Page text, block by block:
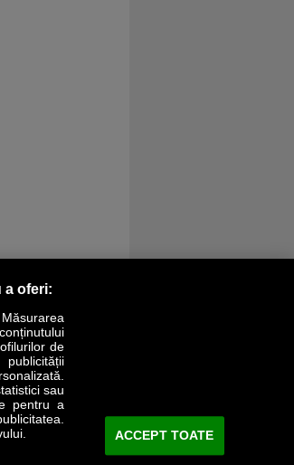
OPINII
Magazin
a oferi:
de
sau
pentru a
ACCEPT TOATE